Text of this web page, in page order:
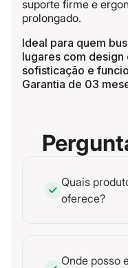
suporte firme e
prolongado.
Ideal para quem
lugares com
sofisticação e
Garantia de 03
Quais
oferece?
Onde posso